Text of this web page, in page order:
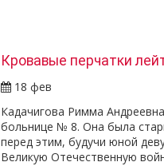
Кровавые перчатки
18 фев
Кадачигова Римма
больнице № 8. Она была
перед этим, будучи юной
Великую Отечественную